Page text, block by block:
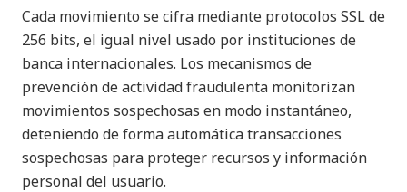
Cada movimiento se cifra mediante protocolos SSL de
256 bits, el igual nivel usado por instituciones de
banca internacionales. Los mecanismos de
prevención de actividad fraudulenta monitorizan
movimientos sospechosas en modo instantáneo,
deteniendo de forma automática transacciones
sospechosas para proteger recursos y información
personal del usuario.